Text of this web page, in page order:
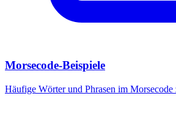
Morsecode-Beispiele
Häufige Wörter und Phrasen im Morsecode